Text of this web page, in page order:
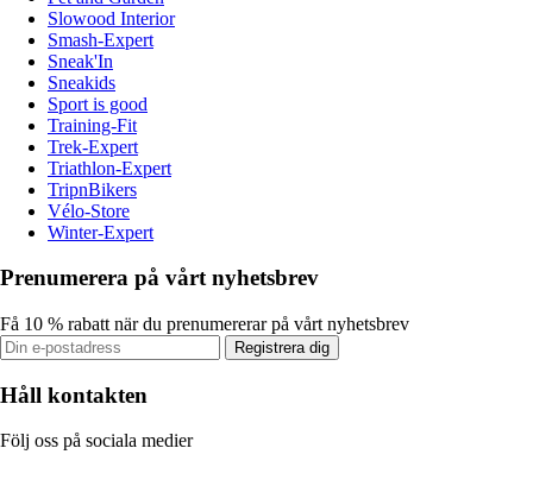
Slowood Interior
Smash-Expert
Sneak'In
Sneakids
Sport is good
Training-Fit
Trek-Expert
Triathlon-Expert
TripnBikers
Vélo-Store
Winter-Expert
Prenumerera på vårt nyhetsbrev
Få 10 % rabatt när du prenumererar på vårt nyhetsbrev
Registrera dig
Håll kontakten
Följ oss på sociala medier